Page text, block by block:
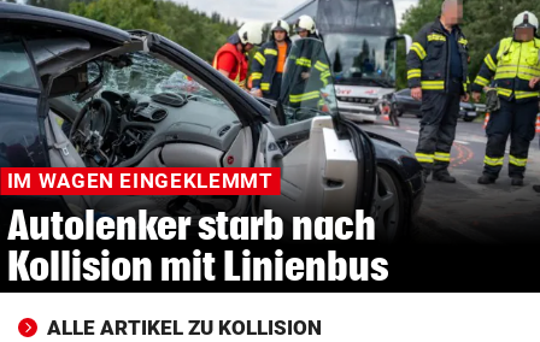
© Krone Multimedia GmbH & Co KG 2026
Muthgasse 2, 1190 Wien
IM WAGEN EINGEKLEMMT
Autolenker starb nach
Kollision mit Linienbus
ALLE ARTIKEL ZU KOLLISION